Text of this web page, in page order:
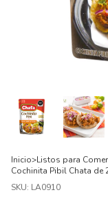
Inicio>Listos para Comer
Cochinita Pibil Chata de
SKU: LA0910